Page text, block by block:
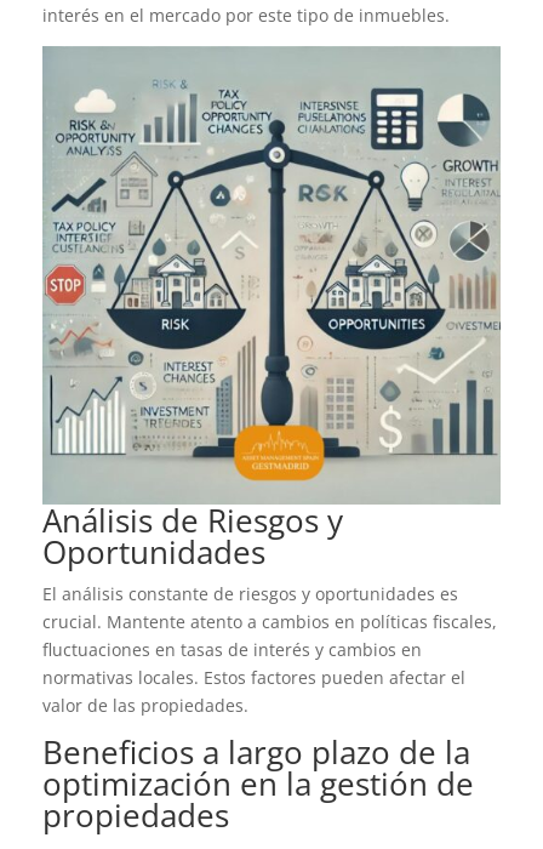
interés en el mercado por este tipo de inmuebles.
Análisis de Riesgos y
Oportunidades
El análisis constante de riesgos y oportunidades es
crucial. Mantente atento a cambios en políticas fiscales,
fluctuaciones en tasas de interés y cambios en
normativas locales. Estos factores pueden afectar el
valor de las propiedades.
Beneficios a largo plazo de la
optimización en la gestión de
propiedades